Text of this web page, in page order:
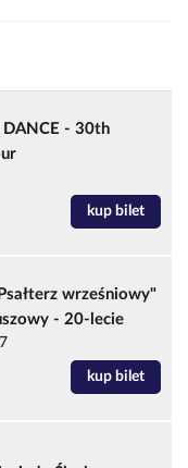
DANCE - 30th
kup bilet
wrześniowy"
- 20-lecie
kup bilet